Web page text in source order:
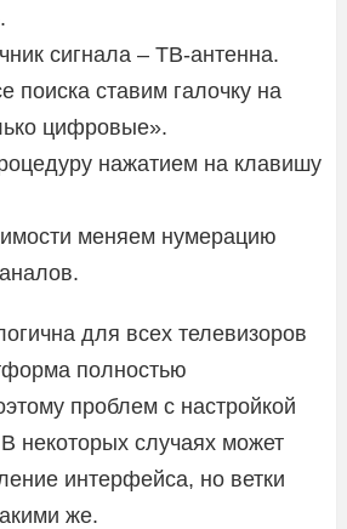
сигнала – ТВ-антенна.
поиска ставим галочку на
цифровые».
нажатием на клавишу
меняем нумерацию
для всех телевизоров
полностью
проблем с настройкой
некоторых случаях может
интерфейса, но ветки
же.